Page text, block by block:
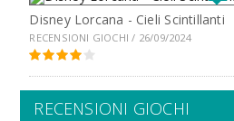
Disney Lorcana - Cieli Scintillanti
RECENSIONI GIOCHI / 26/09/2024
RECENSIONI GIOCHI